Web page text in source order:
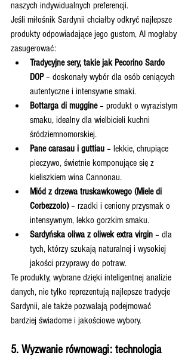
naszych indywidualnych preferencji.
Jeśli miłośnik Sardynii chciałby odkryć najlepsze
produkty odpowiadające jego gustom, AI mogłaby
zasugerować:
Tradycyjne sery, takie jak Pecorino Sardo
DOP – doskonały wybór dla osób ceniących
autentyczne i intensywne smaki.
Bottarga di muggine – produkt o wyrazistym
smaku, idealny dla wielbicieli kuchni
śródziemnomorskiej.
Pane carasau i guttiau – lekkie, chrupiące
pieczywo, świetnie komponujące się z
kieliszkiem wina Cannonau.
Miód z drzewa truskawkowego (Miele di
Corbezzolo) – rzadki i ceniony przysmak o
intensywnym, lekko gorzkim smaku.
Sardyńska oliwa z oliwek extra virgin – dla
tych, którzy szukają naturalnej i wysokiej
jakości przyprawy do potraw.
Te produkty, wybrane dzięki inteligentnej analizie
danych, nie tylko reprezentują najlepsze tradycje
Sardynii, ale także pozwalają podejmować
bardziej świadome i jakościowe wybory.
5. Wyzwanie równowagi: technologia